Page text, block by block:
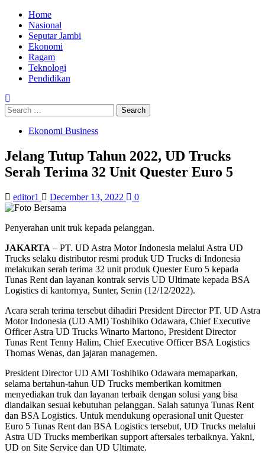
Skip
content
Primary
Menu
Home
Nasional
Seputar Jambi
Ekonomi
Ragam
Teknologi
Pendidikan
Search
for:
Ekonomi Business
Jelang Tutup Tahun 2022, UD Trucks
Serah Terima 32 Unit Quester Euro 5
editor1 December 13, 2022 0
Penyerahan unit truk kepada pelanggan.
JAKARTA – PT. UD Astra Motor Indonesia melalui Astra UD
Trucks selaku distributor resmi produk UD Trucks di Indonesia
melakukan serah terima 32 unit produk Quester Euro 5 kepada
Tunas Rent dan layanan kontrak servis UD Ultimate kepada BSA
Logistics di kantornya, Sunter, Senin (12/12/2022).
Acara serah terima tersebut dihadiri President Director PT. UD Astra
Motor Indonesia (UD AMI) Toshihiko Odawara, Chief Executive
Officer Astra UD Trucks Winarto Martono, President Director
Tunas Rent Tenny Halim, Chief Executive Officer BSA Logistics
Thomas Wenas, dan jajaran managemen.
President Director UD AMI Toshihiko Odawara memaparkan,
selama bertahun-tahun UD Trucks memberikan komitmen
menyediakan truk dan layanan terbaik dengan solusi yang bisa
diandalkan sesuai kebutuhan pelanggan. Salah satunya Tunas Rent
dan BSA Logistics. Untuk mendukung operasional unit Quester
Euro 5 Tunas Rent dan BSA Logistics tersebut, UD Trucks melalui
Astra UD Trucks memberikan support aftersales terbaiknya. Yakni,
UD on Site Service dan UD Ultimate.